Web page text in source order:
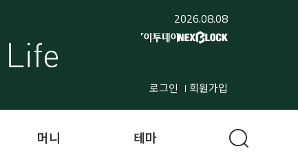
2026.08.08
로그인 회원가입
머니 테마